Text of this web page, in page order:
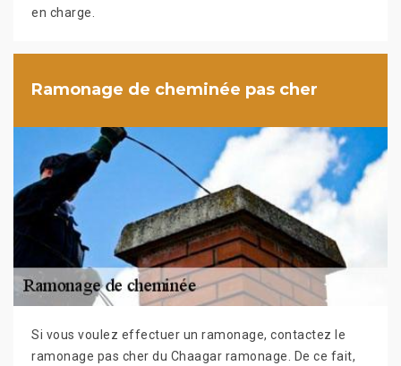
en charge.
Ramonage de cheminée pas cher
Si vous voulez effectuer un ramonage, contactez le
ramonage pas cher du Chaagar ramonage. De ce fait,